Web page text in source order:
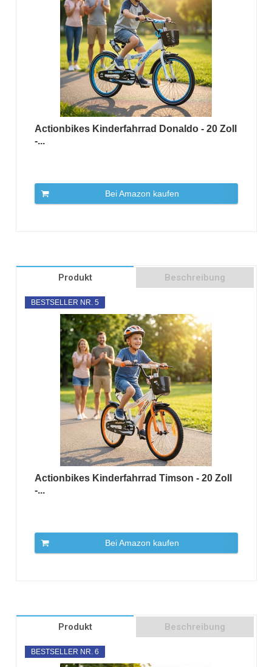
Actionbikes Kinderfahrrad Donaldo - 20 Zoll
-...
Bei Amazon kaufen
Produkt Beschreibung
BESTSELLER NR. 5
Actionbikes Kinderfahrrad Timson - 20 Zoll
-...
Bei Amazon kaufen
Produkt Beschreibung
BESTSELLER NR. 6